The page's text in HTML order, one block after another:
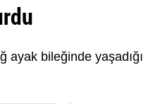
ayak bileğinde